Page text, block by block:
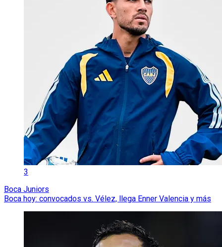
3
Boca Juniors
Boca hoy: convocados vs. Vélez, llega Enner Valencia y más